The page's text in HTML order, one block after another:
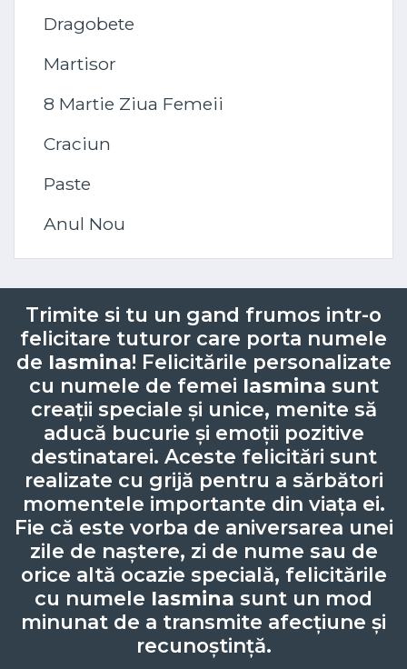
Dragobete
Martisor
8 Martie Ziua Femeii
Craciun
Paste
Anul Nou
Trimite si tu un gand frumos intr-o
felicitare tuturor care porta numele
de Iasmina! Felicitările personalizate
cu numele de femei Iasmina sunt
creații speciale și unice, menite să
aducă bucurie și emoții pozitive
destinatarei. Aceste felicitări sunt
realizate cu grijă pentru a sărbători
momentele importante din viața ei.
Fie că este vorba de aniversarea unei
zile de naștere, zi de nume sau de
orice altă ocazie specială, felicitările
cu numele Iasmina sunt un mod
minunat de a transmite afecțiune și
recunoștință.